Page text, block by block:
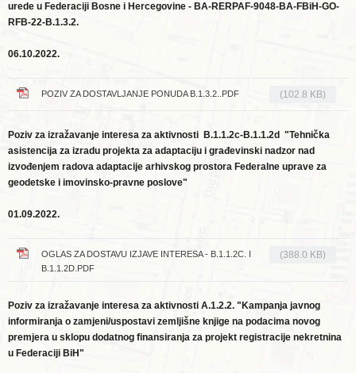
urede u Federaciji Bosne i Hercegovine - BA-RERPAF-9048-BA-FBiH-GO-
RFB-22-B.1.3.2.
06.10.2022.
POZIV ZA DOSTAVLJANJE PONUDA B.1.3.2..PDF (102.8 KB)
Poziv za izražavanje interesa za aktivnosti B.1.1.2c-B.1.1.2d "Tehnička
asistencija za izradu projekta za adaptaciju i građevinski nadzor nad
izvođenjem radova adaptacije arhivskog prostora Federalne uprave za
geodetske i imovinsko-pravne poslove"
01.09.2022.
OGLAS ZA DOSTAVU IZJAVE INTERESA - B.1.1.2C. I
B.1.1.2D.PDF
(388.0 KB)
Poziv za izražavanje interesa za aktivnosti A.1.2.2. " Kampanja javnog
informiranja o zamjeni/uspostavi zemljišne knjige na podacima novog
premjera u sklopu dodatnog finansiranja za projekt registracije nekretnina
u Federaciji BiH"